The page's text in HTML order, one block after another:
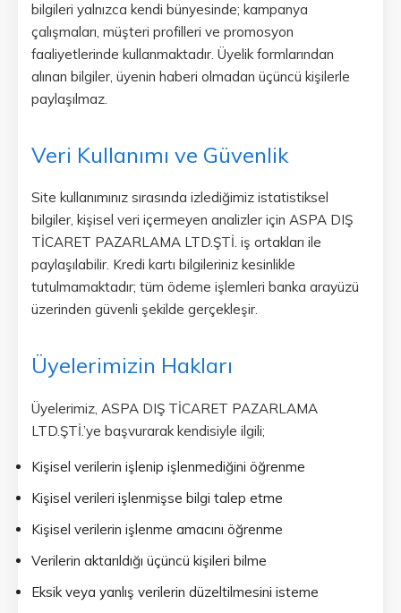
bilgileri yalnızca kendi bünyesinde; kampanya
çalışmaları, müşteri profilleri ve promosyon
faaliyetlerinde kullanmaktadır. Üyelik formlarından
alınan bilgiler, üyenin haberi olmadan üçüncü kişilerle
paylaşılmaz.
Veri Kullanımı ve Güvenlik
Site kullanımınız sırasında izlediğimiz istatistiksel
bilgiler, kişisel veri içermeyen analizler için ASPA DIŞ
TİCARET PAZARLAMA LTD.ŞTİ. iş ortakları ile
paylaşılabilir. Kredi kartı bilgileriniz kesinlikle
tutulmamaktadır; tüm ödeme işlemleri banka arayüzü
üzerinden güvenli şekilde gerçekleşir.
Üyelerimizin Hakları
Üyelerimiz, ASPA DIŞ TİCARET PAZARLAMA
LTD.ŞTİ.’ye başvurarak kendisiyle ilgili;
Kişisel verilerin işlenip işlenmediğini öğrenme
Kişisel verileri işlenmişse bilgi talep etme
Kişisel verilerin işlenme amacını öğrenme
Verilerin aktarıldığı üçüncü kişileri bilme
Eksik veya yanlış verilerin düzeltilmesini isteme